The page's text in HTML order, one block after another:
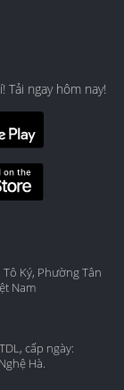
Tải ngay hôm nay!
Ký, Phường Tân
Nam
cấp ngày:
Hà.